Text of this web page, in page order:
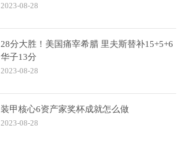
2023-08-28
28分大胜！美国痛宰希腊 里夫斯替补15+5+6
华子13分
2023-08-28
装甲核心6资产家奖杯成就怎么做
2023-08-28